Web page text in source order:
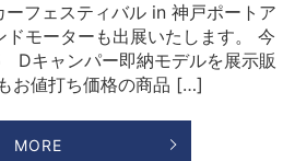
フェスティバル in 神戸ポートア
モーターも出展いたします。 今
Dキャンパー即納モデルを展示販
お値打ち価格の商品 […]
MORE